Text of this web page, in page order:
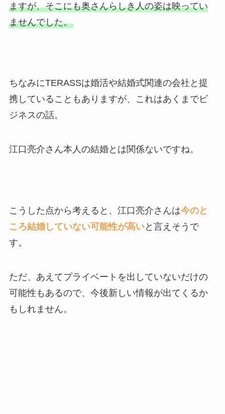
ますが、そこにも奥さんらしき人の姿は映ってい
ませんでした。
ちなみにTERASSは婚活や結婚式関連の会社と提
携していることもありますが、これはあくまでビ
ジネスの話。
江口亮介さん本人の結婚とは関係ないですね。
こうした点から考えると、江口亮介さんは今のと
ころ結婚していない可能性が高いと言えそうで
す。
ただ、あえてプライベートを出していないだけの
可能性もあるので、今後新しい情報が出てくるか
もしれません。